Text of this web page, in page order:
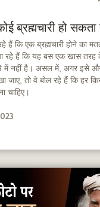
ब्रह्मचारी हो सकता
हैं कि एक ब्रह्मचारी होने का
रहे हैं कि यह बस एक खास तरह
में नहीं है। असल में, अगर इसे
जाए, तो वे बोल रहे हैं कि हर
चाहिए।